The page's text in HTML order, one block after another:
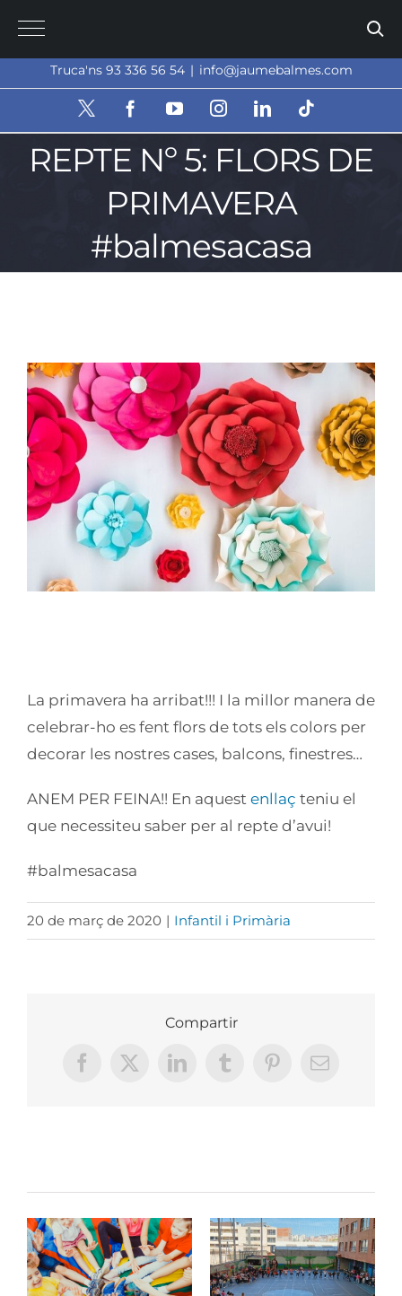
contentTruca'ns 93 336 56 54 | info@jaumebalmes.com
X FacebookYouTubeInstagramLinkedInTiktok
REPTE Nº 5: FLORS DE
PRIMAVERA
#balmesacasa
View
Larger
Image
La primavera ha arribat!!! I la millor manera de
celebrar-ho es fent flors de tots els colors per
decorar les nostres cases, balcons, finestres…
ANEM PER FEINA!! En aquest enllaç teniu el
que necessiteu saber per al repte d’avui!
#balmesacasa
20 de març de 2020 | Infantil i Primària
Compartir
Facebook
X LinkedInTumblrPinterestEmail: